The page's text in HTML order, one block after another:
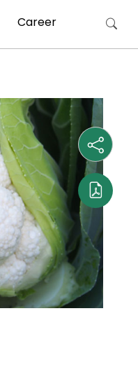
Career